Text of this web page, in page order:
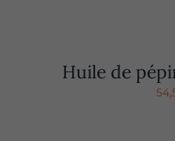
Huile de